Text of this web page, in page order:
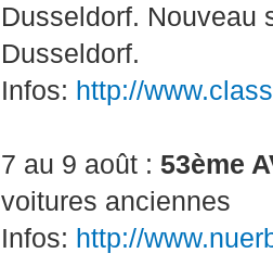
Dusseldorf. Nouveau
Dusseldorf.
Infos: http://
7 au 9 août : 53ème
voitures anciennes
Infos: http://